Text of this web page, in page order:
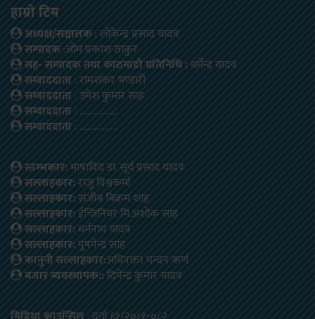
हाम्रो टिम
अध्यक्ष/सञ्चालक: लोकेन्द्र प्रसाद यादव
सम्पादक:ओम प्रकाश ठाकुर
सह- सम्पादक तथा काठमाडौ प्रतिनिधि : धर्मेन्द्र यादव
सम्वाददाता: रामशंकर भण्डारी
सम्वाददाता: उमेश कुमार साह
सम्वाददाता: ………………
सम्वाददाता: ………………
स्तम्भकार:भाषाविद डा. सूर्य प्रसाद यादव
सल्लाहकार:राजु विश्वकर्मा
सल्लाहकार:संजीब बिक्रम शाह
सल्लाहकार:ईन्जिनियर मि.अशोक साह
सल्लाहकार: धर्मनाथ यादव
सल्लाहकार:पुषपेन्द्र साह
कानुनी सल्लाहकार:अधिवक्ता चन्दन कर्ण
बजार ब्यवस्थापक::दिपेन्द्र कुमार यादव